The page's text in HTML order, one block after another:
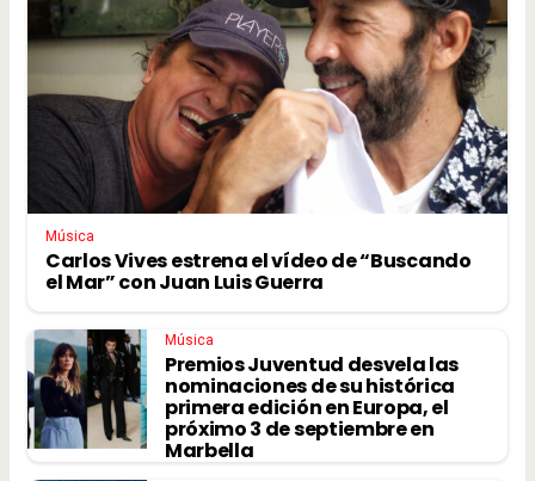
Música
Carlos Vives estrena el vídeo de “Buscando
el Mar” con Juan Luis Guerra
Música
Premios Juventud desvela las
nominaciones de su histórica
primera edición en Europa, el
próximo 3 de septiembre en
Marbella